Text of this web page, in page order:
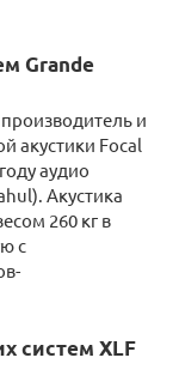
Grande
и
акустики Focal
аудио
Акустика
260 кг в
с
систем XLF